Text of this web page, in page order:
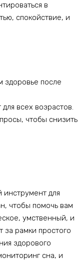
в
спокойствие, и
здоровье после
всех возрастов.
чтобы снизить
для
чтобы помочь вам
умственный, и
за рамки простого
здорового
сна, и